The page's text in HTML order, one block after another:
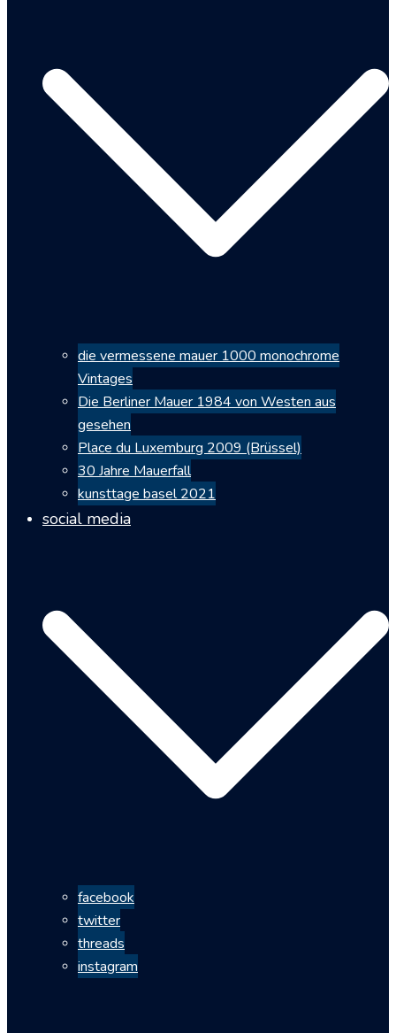
die vermessene mauer 1000 monochrome
Vintages
Die Berliner Mauer 1984 von Westen aus
gesehen
Place du Luxemburg 2009 (Brüssel)
30 Jahre Mauerfall
kunsttage basel 2021
social media
facebook
twitter
threads
instagram